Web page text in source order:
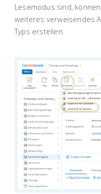
Lesemodus sind,
weiteres verweisendes
Typs erstellen.